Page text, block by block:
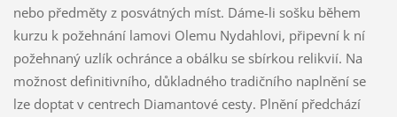
nebo předměty z posvátných míst. Dáme-li sošku během
kurzu k požehnání lamovi Olemu Nydahlovi, připevní k ní
požehnaný uzlík ochránce a obálku se sbírkou relikvií. Na
možnost definitivního, důkladného tradičního naplnění se
lze doptat v centrech Diamantové cesty. Plnění předchází